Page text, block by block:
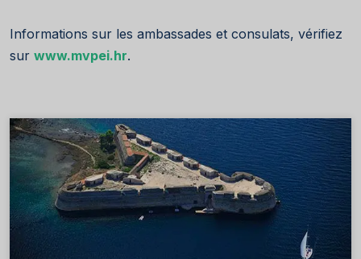
Informations sur les ambassades et consulats, vérifiez
sur www.mvpei.hr.